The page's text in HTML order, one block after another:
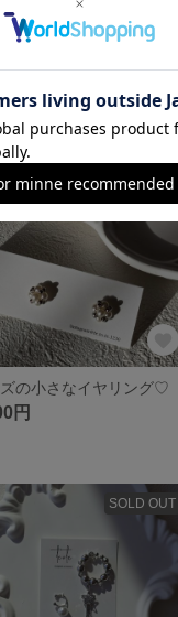
円
SOLD OUT
の小さなイヤリング♡
円
SOLD OUT